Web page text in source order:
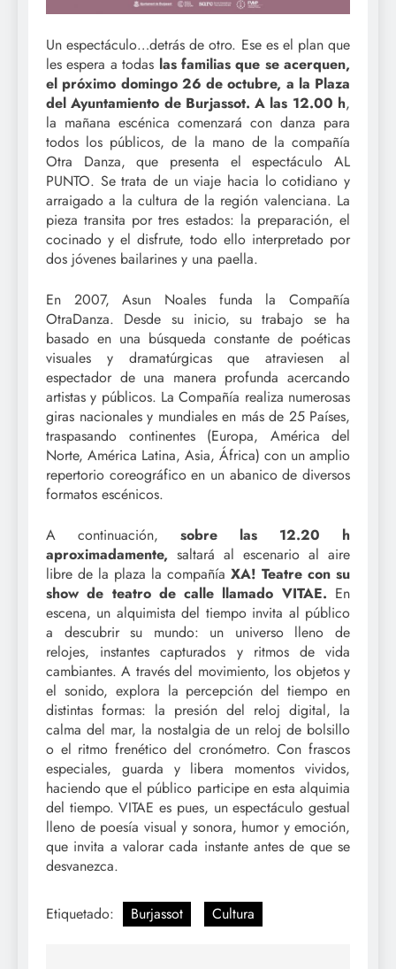
Un espectáculo…detrás de otro. Ese es el plan que
les espera a todas las familias que se acerquen,
el próximo domingo 26 de octubre, a la Plaza
del Ayuntamiento de Burjassot. A las 12.00 h,
la mañana escénica comenzará con danza para
todos los públicos, de la mano de la compañía
Otra Danza, que presenta el espectáculo AL
PUNTO. Se trata de un viaje hacia lo cotidiano y
arraigado a la cultura de la región valenciana. La
pieza transita por tres estados: la preparación, el
cocinado y el disfrute, todo ello interpretado por
dos jóvenes bailarines y una paella.
En 2007, Asun Noales funda la Compañía
OtraDanza. Desde su inicio, su trabajo se ha
basado en una búsqueda constante de poéticas
visuales y dramatúrgicas que atraviesen al
espectador de una manera profunda acercando
artistas y públicos. La Compañía realiza numerosas
giras nacionales y mundiales en más de 25 Países,
traspasando continentes (Europa, América del
Norte, América Latina, Asia, África) con un amplio
repertorio coreográfico en un abanico de diversos
formatos escénicos.
A continuación, sobre las 12.20 h
aproximadamente, saltará al escenario al aire
libre de la plaza la compañía XA! Teatre con su
show de teatro de calle llamado VITAE. En
escena, un alquimista del tiempo invita al público
a descubrir su mundo: un universo lleno de
relojes, instantes capturados y ritmos de vida
cambiantes. A través del movimiento, los objetos y
el sonido, explora la percepción del tiempo en
distintas formas: la presión del reloj digital, la
calma del mar, la nostalgia de un reloj de bolsillo
o el ritmo frenético del cronómetro. Con frascos
especiales, guarda y libera momentos vividos,
haciendo que el público participe en esta alquimia
del tiempo. VITAE es pues, un espectáculo gestual
lleno de poesía visual y sonora, humor y emoción,
que invita a valorar cada instante antes de que se
desvanezca.
Etiquetado: Burjassot Cultura